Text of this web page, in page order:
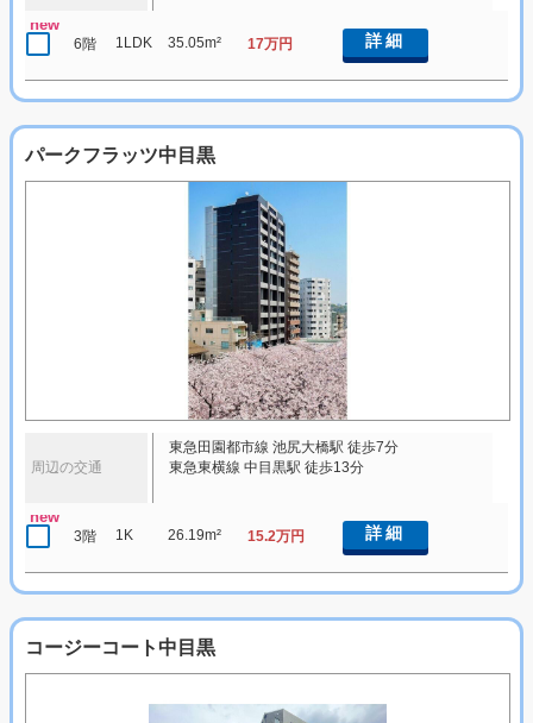
new
6階 1LDK 35.05m² 17万円 詳細
パークフラッツ中目黒
周辺の交通
東急田園都市線 池尻大橋駅 徒歩7分
東急東横線 中目黒駅 徒歩13分
new
3階 1K 26.19m² 15.2万円 詳細
コージーコート中目黒